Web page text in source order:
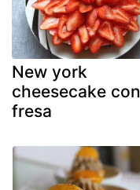
New york
cheesecake con
fresa